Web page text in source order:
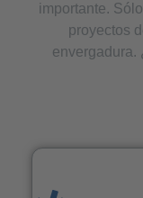
importante.
proyectos
envergadura.